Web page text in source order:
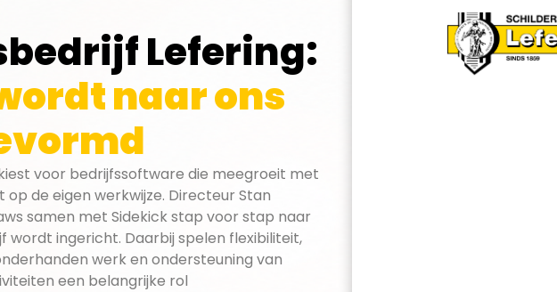
Lefering:
naar ons
voor bedrijfssoftware die meegroeit met
op de eigen werkwijze. Directeur Stan
samen met Sidekick stap voor stap naar
wordt ingericht. Daarbij spelen flexibiliteit,
werk en ondersteuning van
een belangrijke rol